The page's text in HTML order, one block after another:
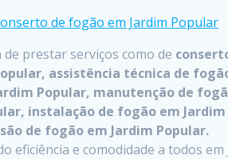
de prestar serviços como de
assistência técnica de
Popular, manutenção de
instalação de fogão em
de fogão em Jardim Popular.
eficiência e comodidade a todos em